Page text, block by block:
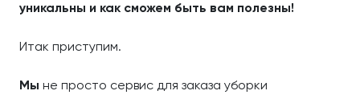
уникальны и как сможем быть вам полезны!
Итак приступим.
Мы не просто сервис для заказа уборки